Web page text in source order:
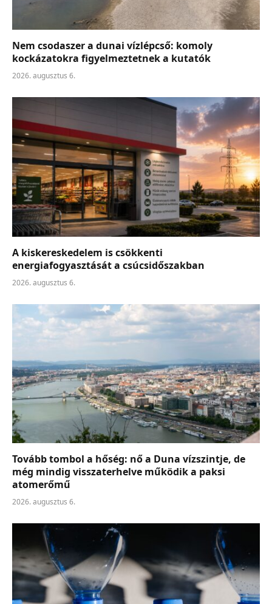
Nem csodaszer a dunai vízlépcső: komoly
kockázatokra figyelmeztetnek a kutatók
2026. augusztus 6.
A kiskereskedelem is csökkenti
energiafogyasztását a csúcsidőszakban
2026. augusztus 6.
Tovább tombol a hőség: nő a Duna vízszintje, de
még mindig visszaterhelve működik a paksi
atomerőmű
2026. augusztus 6.